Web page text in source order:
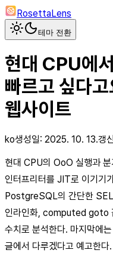
RosettaLens
테마 전환
현대 CPU에
빠르고 싶다
웹사이트
ko생성일: 2025. 10. 13.갱
현대 CPU의 OoO 실행과
인터프리터를 JIT로 이기기
PostgreSQL의 간단한
인라인화, computed goto
수치로 분석한다. 마지막에
글에서 다루겠다고 예고한다.